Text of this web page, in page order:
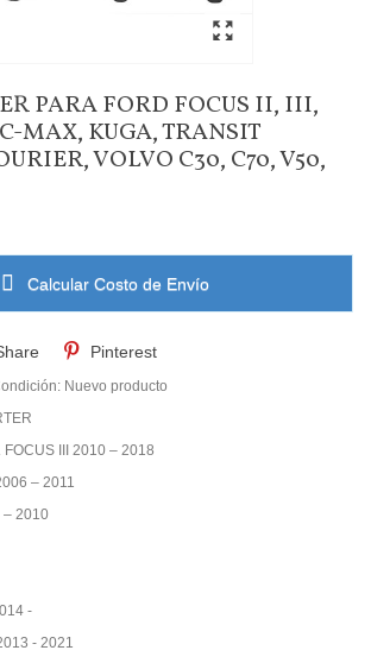
PARA FORD FOCUS II, III,
MAX, KUGA, TRANSIT
VOLVO C30, C70, V50,
Calcular Costo de Envío
Pinterest
Nuevo producto
FOCUS III 2010 – 2018
– 2011
– 2010
-
- 2021